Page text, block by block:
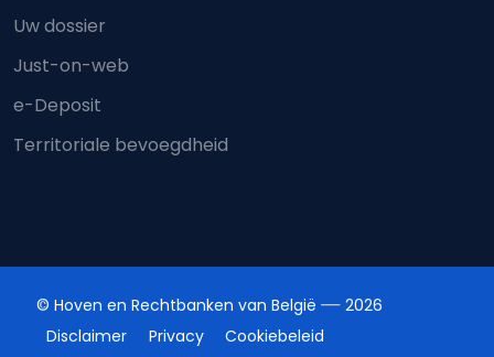
Uw dossier
Just-on-web
e-Deposit
Territoriale bevoegdheid
© Hoven en Rechtbanken van België
2026
Disclaimer
Privacy
Cookiebeleid